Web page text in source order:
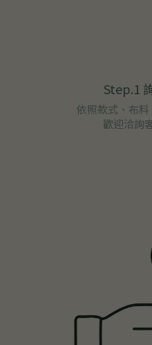
Step.1
依照款式、布
歡迎洽詢